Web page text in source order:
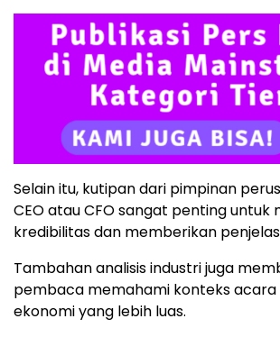
Selain itu, kutipan dari pimpinan
CEO atau CFO sangat penting untuk
kredibilitas dan memberikan
Tambahan analisis industri juga
pembaca memahami konteks
ekonomi yang lebih luas.